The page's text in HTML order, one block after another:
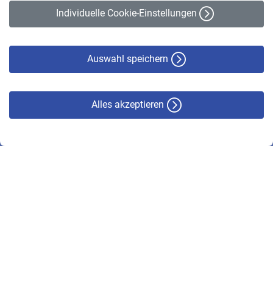
Individuelle Cookie-Einstellungen
Auswahl speichern
Alles akzeptieren
Erklärung zur Barrierefreiheit
© VBL 2026